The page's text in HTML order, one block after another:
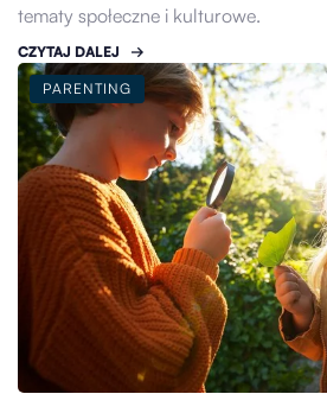
tematy społeczne i kulturowe.
CZYTAJ DALEJ
PARENTING